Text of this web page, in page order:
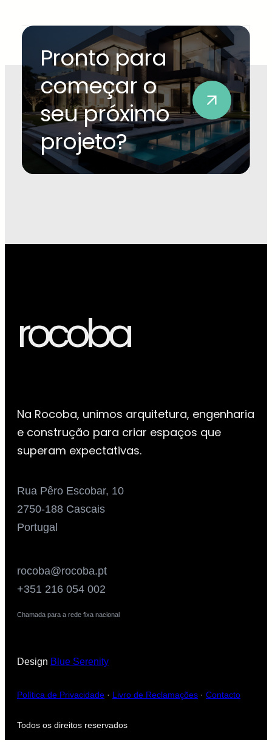
Pronto para
começar o
seu próximo
projeto?
rocoba
Na Rocoba, unimos arquitetura, engenharia
e construção para criar espaços que
superam expectativas.
Rua Pêro Escobar, 10
2750-188 Cascais
Portugal
rocoba@rocoba.pt
+351 216 054 002
Chamada para a rede fixa nacional
Design Blue Serenity
Política de Privacidade · Livro de Reclamações · Contacto
Todos os direitos reservados